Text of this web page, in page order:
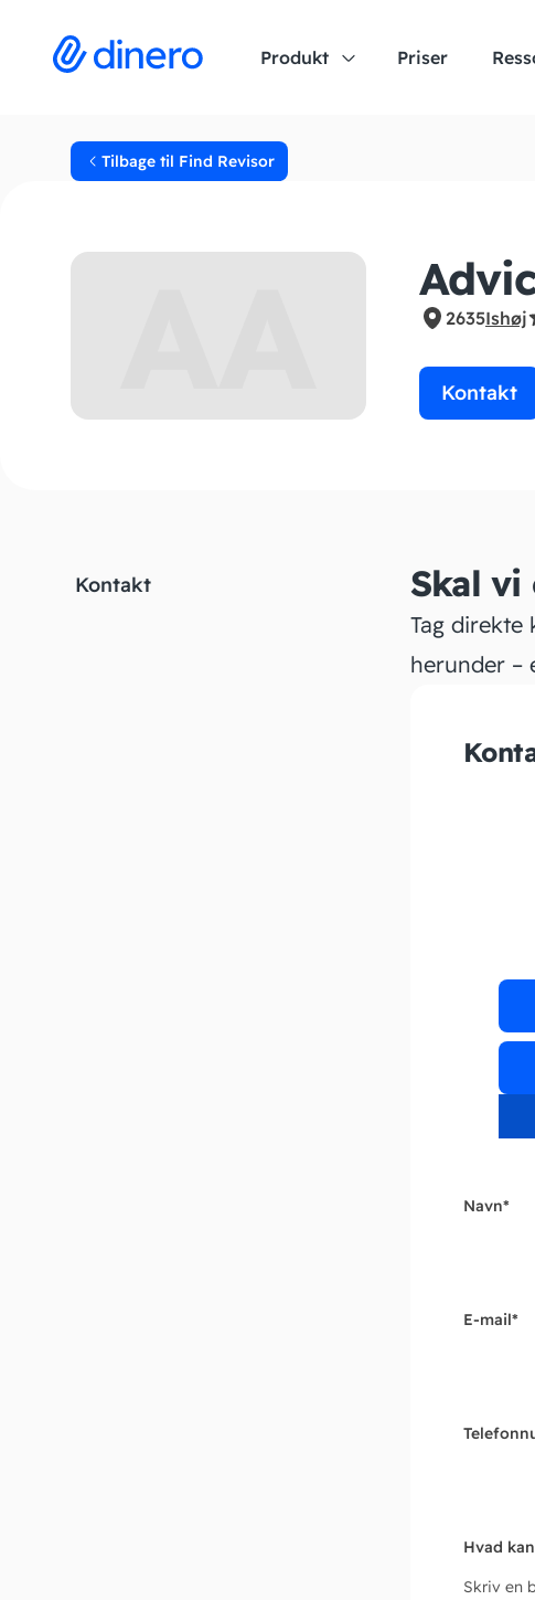
Produkt Priser
Tilbage til Find Revisor
2635Ishøj
Kontakt
Kontakt Skal vi
Tag
herunder –
Navn*
E-mail*
Hvad
Skriv en